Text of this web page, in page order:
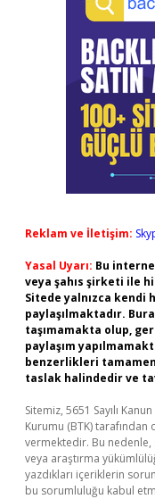
Reklam ve İletişim:
Yasal Uyarı: Bu
veya şahıs şirketi ile
Sitede yalnızca kendi
paylaşılmaktadır.
taşımamakta olup,
paylaşım
benzerlikleri
taslak halindedir ve
Sitemiz, 5651 Sayılı
Kurumu (BTK) tarafından
vermektedir. Bu
veya araştırma
yazdıkları içeriklerin
bu sorumluluğu kabul